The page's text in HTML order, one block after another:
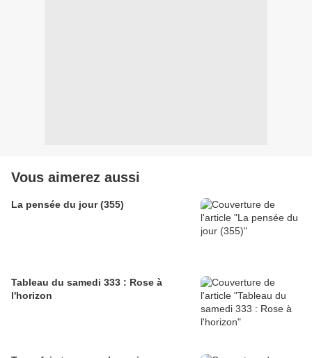
Vous aimerez aussi
La pensée du jour (355)
Tableau du samedi 333 : Rose à
l'horizon